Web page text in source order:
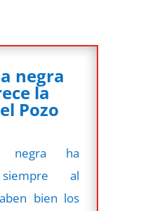
negra
la
Pozo
negra ha
siempre al
bien los